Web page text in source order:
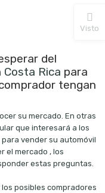
del
Rica para
tengan
su mercado. En otras
que interesará a los
vender su automóvil
el mercado , los
estas preguntas.
posibles compradores
Visto